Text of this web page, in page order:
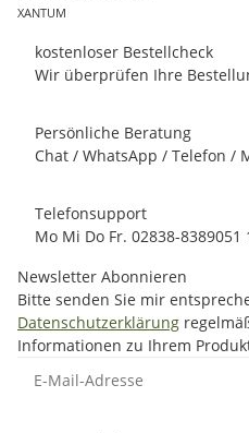
XANTUM
kostenloser Bestellcheck
Wir überprüfen Ihre
Persönliche Beratung
Chat / WhatsApp / Telefon /
Telefonsupport
Mo Mi Do Fr. 02838-8389051
Newsletter Abonnieren
Bitte senden Sie mir
Datenschutzerklärung
Informationen zu Ihrem